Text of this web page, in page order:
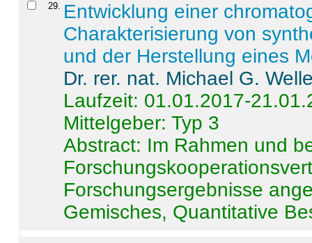
29. Entwicklung einer
Charakterisierung von
und der Herstellung eines
Dr. rer. nat. Michael G.
Laufzeit: 01.01.2017-
Mittelgeber: Typ 3
Abstract: Im Rahmen und
Forschungsergebnisse
Gemisches, Quantitative